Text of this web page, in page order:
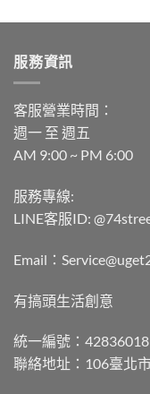
服務資訊
客服營業時間：
週一 至 週五
AM 9:00 ~ PM 6:00
服務專線:
LINE客服ID:
Email：
有搞頭生活創意
統一編號：42836018
聯絡地址：106臺北